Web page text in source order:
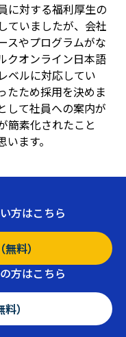
に対する福利厚生の
ていましたが、会社
スやプログラムがな
クオンライン日本語
ベルに対応してい
たため採用を決めま
して社員への案内が
簡素化されたこと
ます。
方はこちら
料）
方はこちら
）